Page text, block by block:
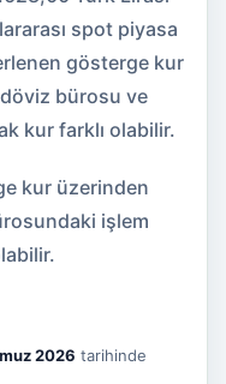
spot piyasa
gösterge kur
bürosu ve
kur farklı olabilir.
kur üzerinden
işlem
2026 tarihinde